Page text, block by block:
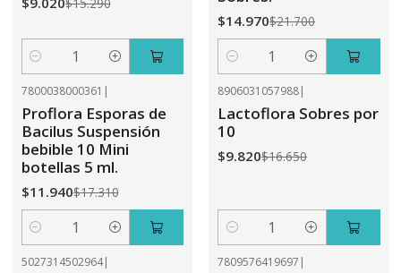
Cantidad
$14.970$21.700
Cantidad
7800038000361 |
Proflora Esporas de
Bacilus Suspensión
bebible 10 Mini
botellas 5 ml.
$11.940$17.310
Cantidad
8906031057988|
Lactoflora Sobres por
10
$9.820$16.650
Cantidad
5027314502964| 7809576419697 |